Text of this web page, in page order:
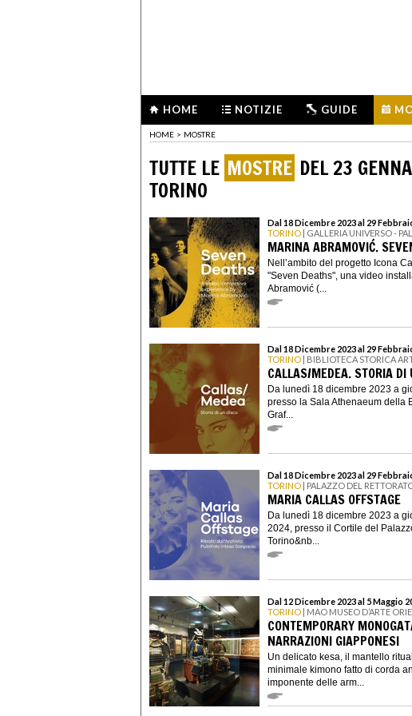
HOME NOTIZIE GUIDE
HOME > MOSTRE
TUTTE LE MOSTRE DEL 23
TORINO
Dal 18 Dicembre 2023 al 29
TORINO | GALLERIA UNIVERSO -
MARINA ABRAMOVIĆ.
Nell’ambito del progetto Icona
"Seven Deaths", una video
Abramović (...
Dal 18 Dicembre 2023 al 29
TORINO | BIBLIOTECA STORICA
CALLAS/MEDEA. STORIA DI
Da lunedì 18 dicembre 2023 a
presso la Sala Athenaeum della
Graf...
Dal 18 Dicembre 2023 al 29
TORINO | PALAZZO DEL
MARIA CALLAS OFFSTAGE
Da lunedì 18 dicembre 2023 a
2024, presso il Cortile del
Torino&nb...
Dal 12 Dicembre 2023 al 5 Maggio
TORINO | MAO MUSEO D’ARTE
CONTEMPORARY
NARRAZIONI GIAPPONESI
Un delicato kesa, il mantello
minimale kimono fatto di corda
imponente delle arm...